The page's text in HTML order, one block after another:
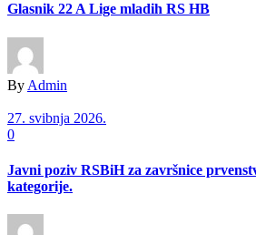
Glasnik 22 A Lige mladih RS HB
By Admin
27. svibnja 2026.
0
Javni poziv RSBiH za završnice
kategorije.